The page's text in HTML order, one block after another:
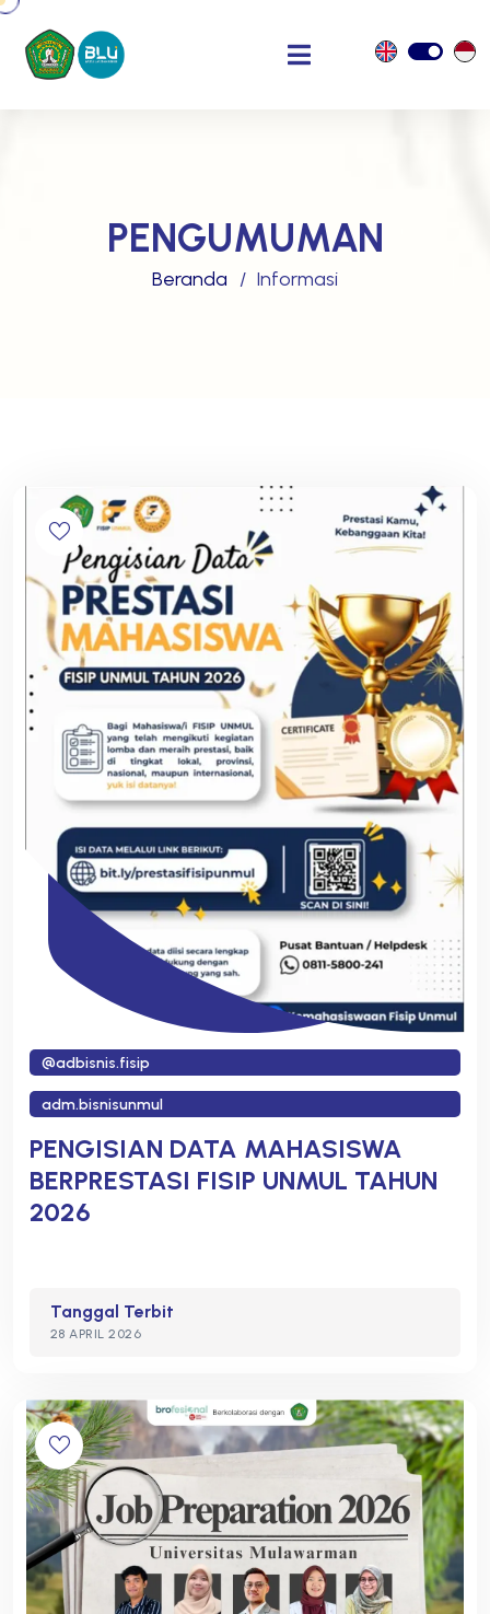
PENGUMUMAN
Beranda Informasi
@adbisnis.fisip
adm.bisnisunmul
PENGISIAN DATA MAHASISWA
BERPRESTASI FISIP UNMUL TAHUN
2026
Tanggal Terbit
28 APRIL 2026